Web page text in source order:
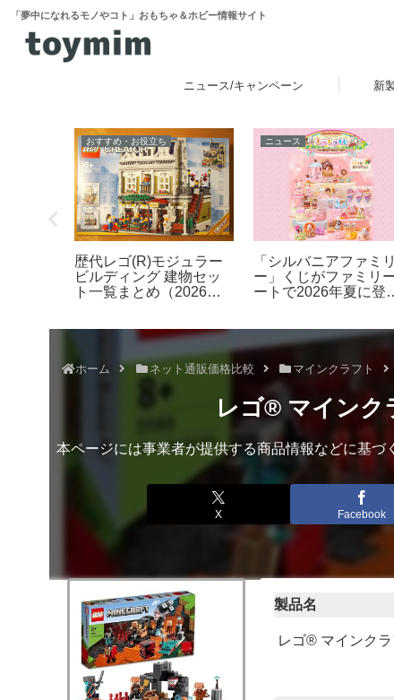
「夢中になれるモノやコト」おもちゃ＆ホビー情報サイト
ニュース/キャンペーン 新
おすすめ・お役立ち
歴代レゴ(R)モジュラー
ビルディング 建物セッ
ト一覧まとめ（2026年
ニュース
「シルバニアファミリ
ー」くじがファミリ
ートで2026年夏に登
ッピースイーツ～」6
27日発売開始
ホーム ネット通販価格比較 マインクラフト
レゴ® マインク
本ページには事業者が提供する商品情報などに基づ
X Facebook
製品名
レゴ® マインク